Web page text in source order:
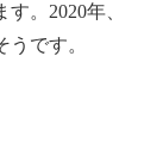
。2020年、
です。